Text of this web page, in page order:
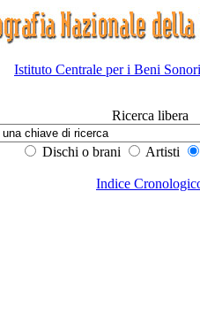
Istituto Centrale per i Beni
Ricerca libera
Dischi o brani Artisti
Indice